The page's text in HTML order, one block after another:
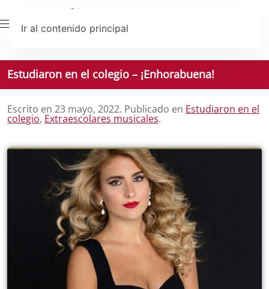
Ir al contenido principal
Estudiaron en el colegio – ¡Enhorabuena!
Escrito en 23 mayo, 2022. Publicado en Estudiaron en el
colegio, Extraescolares musicales.